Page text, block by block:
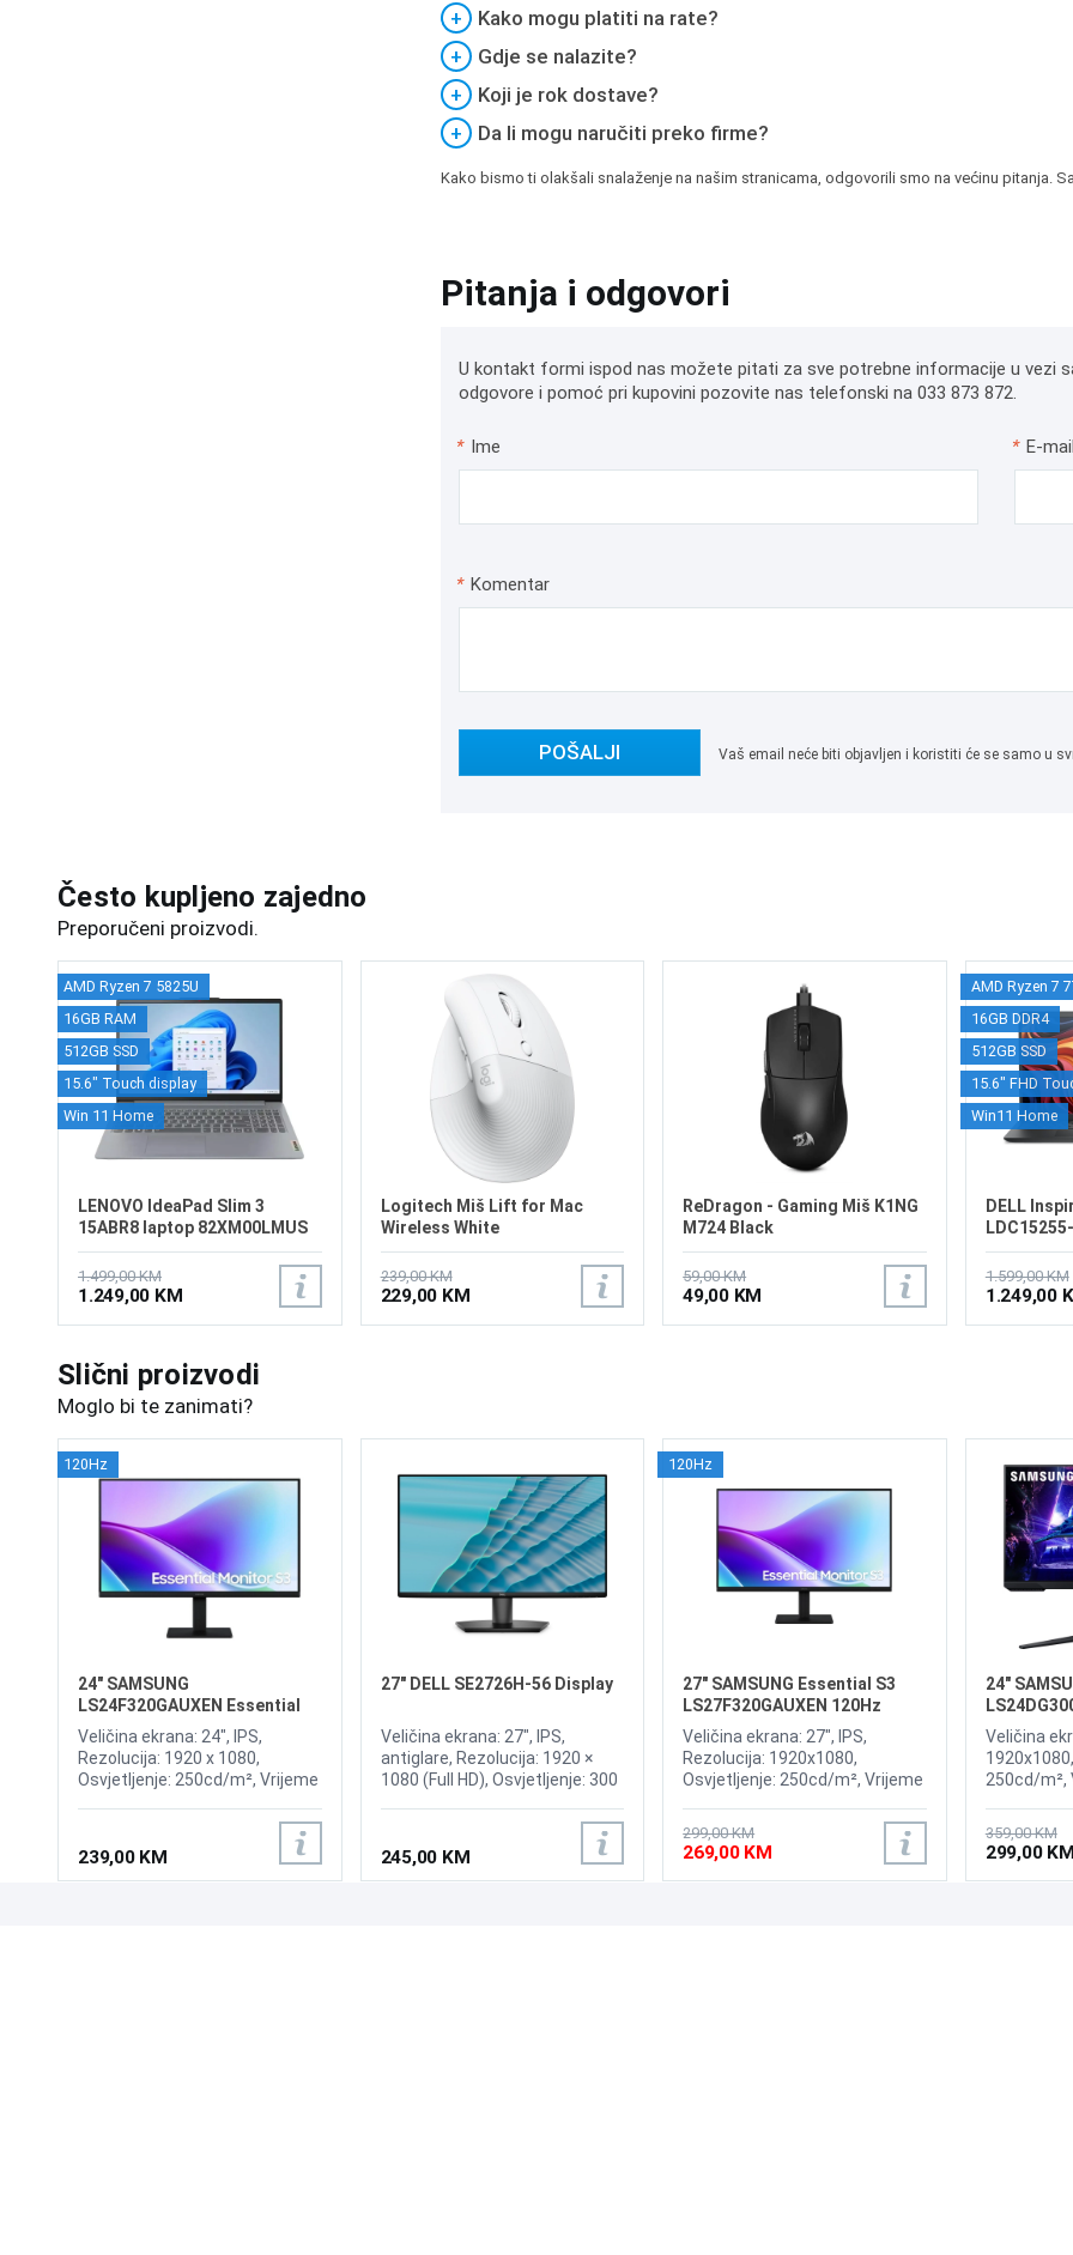
+
Kako mogu platiti na rate?
+
Gdje se nalazite?
+
Koji je rok dostave?
+
Da li mogu naručiti preko firme?
Kako bismo ti olakšali snalaženje na našim stranicama, odgovorili smo na većinu pitanja.
Pitanja i odgovori
U kontakt formi ispod nas možete pitati za sve potrebne informacije u vezi
odgovore i pomoć pri kupovini pozovite nas telefonski na 033 873 872.
* Ime * E-mail
* Komentar
POŠALJI Vaš email neće biti objavljen i koristiti će se samo u
Često kupljeno zajedno
Preporučeni proizvodi.
AMD Ryzen 7 5825U
16GB RAM
512GB SSD
15.6" Touch display
Win 11 Home
LENOVO IdeaPad Slim 3
15ABR8 laptop 82XM00LMUS
1.499,00 KM
1.249,00 KM
Logitech Miš Lift for Mac
Wireless White
239,00 KM
229,00 KM
ReDragon - Gaming Miš K1NG
M724 Black
59,00 KM
49,00 KM
AMD Ryzen 7
16GB DDR4
512GB SSD
15.6" FHD
Win11 Home
DELL
1.599,00 KM
1.249,00
Slični proizvodi
Moglo bi te zanimati?
120Hz
24" SAMSUNG
LS24F320GAUXEN Essential
S3 S32GF 120Hz Display
Veličina ekrana: 24", IPS,
Rezolucija: 1920 x 1080,
Osvjetljenje: 250cd/m², Vrijeme
239,00 KM
27" DELL SE2726H-56 Display
Veličina ekrana: 27", IPS,
antiglare, Rezolucija: 1920 ×
1080 (Full HD), Osvjetljenje: 300
(MPRT), Osvježenje: 144 Hz,
HDMI, VESA 100 × 100 mm,
mogućnost nagiba ekrana
245,00 KM
120Hz
27" SAMSUNG Essential S3
LS27F320GAUXEN 120Hz
Display
Veličina ekrana: 27", IPS,
Rezolucija: 1920x1080,
Osvjetljenje: 250cd/m², Vrijeme
120Hz, Priključci: 2x HDMI, Eye
Saver Mode, Flicker Free
299,00 KM
269,00 KM
24"
Gaming
Veličina
250cd/m²,
Kontrast:
HDMI 2.0,
Type-A,
359,00 KM
299,00 KM